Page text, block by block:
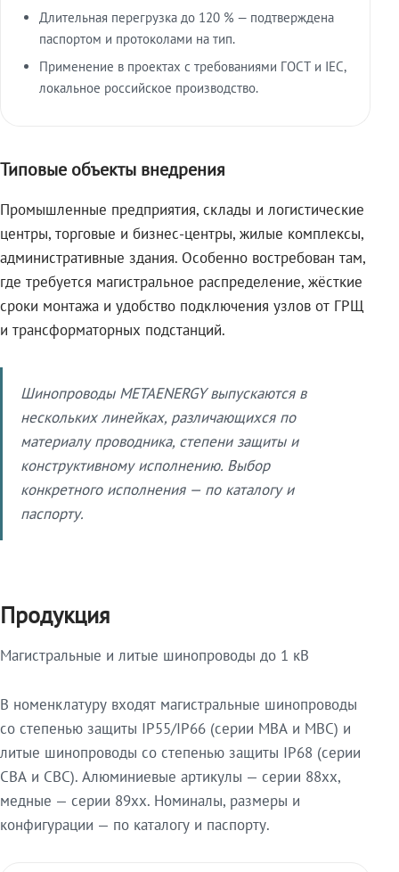
Длительная перегрузка до 120 % — подтверждена
паспортом и протоколами на тип.
Применение в проектах с требованиями ГОСТ и IEC,
локальное российское производство.
Типовые объекты внедрения
Промышленные предприятия, склады и логистические
центры, торговые и бизнес-центры, жилые комплексы,
административные здания. Особенно востребован там,
где требуется магистральное распределение, жёсткие
сроки монтажа и удобство подключения узлов от ГРЩ
и трансформаторных подстанций.
Шинопроводы METAENERGY выпускаются в
нескольких линейках, различающихся по
материалу проводника, степени защиты и
конструктивному исполнению. Выбор
конкретного исполнения — по каталогу и
паспорту.
Продукция
Магистральные и литые шинопроводы до 1 кВ
В номенклатуру входят магистральные шинопроводы
со степенью защиты IP55/IP66 (серии МВА и МВС) и
литые шинопроводы со степенью защиты IP68 (серии
СВА и СВС). Алюминиевые артикулы — серии 88xx,
медные — серии 89xx. Номиналы, размеры и
конфигурации — по каталогу и паспорту.